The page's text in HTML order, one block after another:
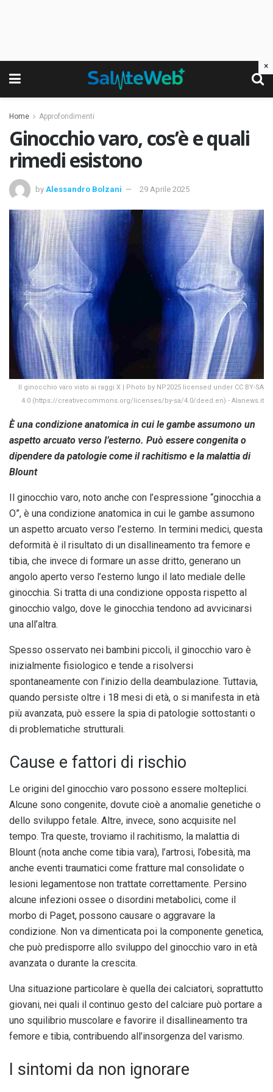
Home Approfondimenti
Ginocchio varo, cos’è e quali
rimedi esistono
by Alessandro Bolzani 29 Aprile 2025
Il ginocchio varo visto ai raggi X | Photo by NP2025 licensed under CC BY-SA
4.0 (https://creativecommons.org/licenses/by-sa/4.0/deed.en) - Alanews.it
È una condizione anatomica in cui le gambe assumono un
aspetto arcuato verso l’esterno. Può essere congenita o
dipendere da patologie come il rachitismo e la malattia di
Blount
Il ginocchio varo, noto anche con l’espressione “ginocchia a
O”, è una condizione anatomica in cui le gambe assumono
un aspetto arcuato verso l’esterno. In termini medici, questa
deformità è il risultato di un disallineamento tra femore e
tibia, che invece di formare un asse dritto, generano un
angolo aperto verso l’esterno lungo il lato mediale delle
ginocchia. Si tratta di una condizione opposta rispetto al
ginocchio valgo, dove le ginocchia tendono ad avvicinarsi
una all’altra.
Spesso osservato nei bambini piccoli, il ginocchio varo è
inizialmente fisiologico e tende a risolversi
spontaneamente con l’inizio della deambulazione. Tuttavia,
quando persiste oltre i 18 mesi di età, o si manifesta in età
più avanzata, può essere la spia di patologie sottostanti o
di problematiche strutturali.
Cause e fattori di rischio
Le origini del ginocchio varo possono essere molteplici.
Alcune sono congenite, dovute cioè a anomalie genetiche o
dello sviluppo fetale. Altre, invece, sono acquisite nel
tempo. Tra queste, troviamo il rachitismo, la malattia di
Blount (nota anche come tibia vara), l’artrosi, l’obesità, ma
anche eventi traumatici come fratture mal consolidate o
lesioni legamentose non trattate correttamente. Persino
alcune infezioni ossee o disordini metabolici, come il
morbo di Paget, possono causare o aggravare la
condizione. Non va dimenticata poi la componente genetica,
che può predisporre allo sviluppo del ginocchio varo in età
avanzata o durante la crescita.
Una situazione particolare è quella dei calciatori, soprattutto
giovani, nei quali il continuo gesto del calciare può portare a
uno squilibrio muscolare e favorire il disallineamento tra
femore e tibia, contribuendo all’insorgenza del varismo.
I sintomi da non ignorare
×